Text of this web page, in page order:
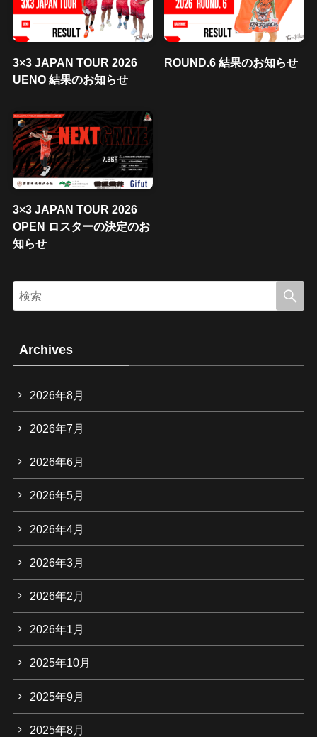
3×3 JAPAN TOUR 2026
UENO 結果のお知らせ
ROUND.6 結果のお知らせ
3×3 JAPAN TOUR 2026
OPEN ロスターの決定のお
知らせ
Archives
2026年8月
2026年7月
2026年6月
2026年5月
2026年4月
2026年3月
2026年2月
2026年1月
2025年10月
2025年9月
2025年8月